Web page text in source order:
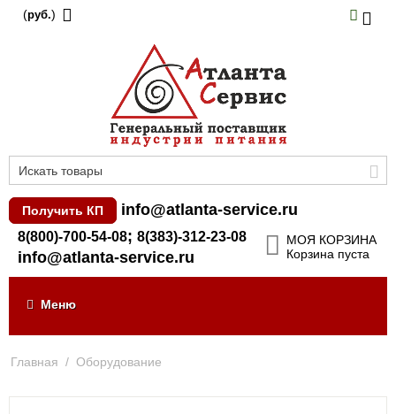
(руб.)
Получить КП info@atlanta-service.ru
8(800)-700-54-08; 8(383)-312-23-08
info@atlanta-service.ru
МОЯ КОРЗИНА
Корзина пуста
Меню
Главная / Оборудование